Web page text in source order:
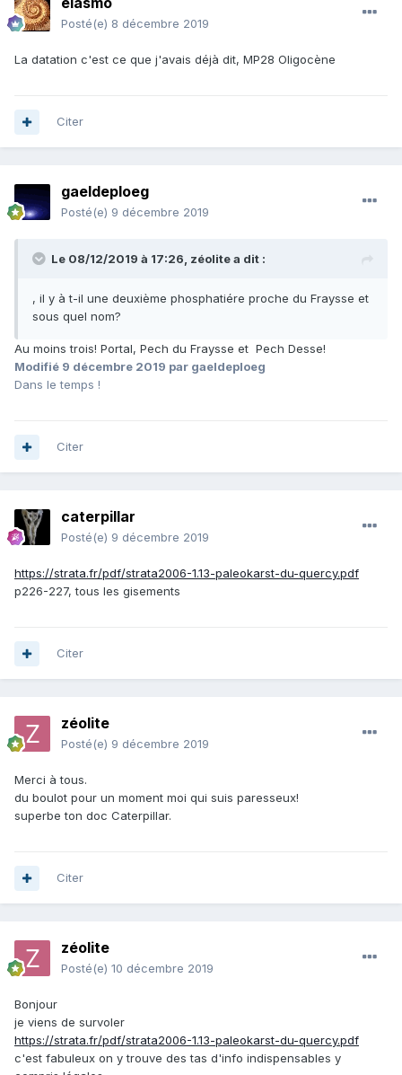
Posté(e) 8 décembre 2019
La datation c'est ce que j'avais déjà dit, MP28 Oligocène
Citer
gaeldeploeg
Posté(e) 9 décembre 2019
Le 08/12/2019 à 17:26, zéolitea dit :
, il y à t-il une deuxième phosphatiére proche du Fraysse et
sous quel nom?
Au moins trois! Portal, Pech du Fraysse et Pech Desse!
Modifié 9 décembre 2019 par gaeldeploeg
Dans le temps !
Citer
caterpillar
Posté(e) 9 décembre 2019
https://strata.fr/pdf/strata2006-1.13-paleokarst-du-quercy.pdf
p226-227, tous les gisements
Citer
zéolite
Posté(e) 9 décembre 2019
Merci à tous.
du boulot pour un moment moi qui suis paresseux!
superbe ton doc Caterpillar.
Citer
zéolite
Posté(e) 10 décembre 2019
Bonjour
je viens de survoler
https://strata.fr/pdf/strata2006-1.13-paleokarst-du-quercy.pdf
c'est fabuleux on y trouve des tas d'info indispensables y